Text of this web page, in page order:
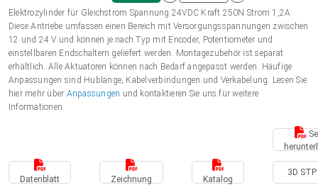
Einkaufswagen
Polski (EUR)
Norsk (NOK)
Suomi (EUR)
Elektrozylinder für Gleichstrom Spannung 24VDC Kraft 250N Strom 1,2A
Diese Antriebe umfassen einen Bereich mit Versorgungsspannungen zwischen
12 und 24 V und können je nach Typ mit Encoder, Potentiometer und
einstellbaren Endschaltern geliefert werden. Montagezubehör ist separat
erhältlich. Alle Aktuatoren können nach Bedarf angepasst werden. Häufige
Anpassungen sind Hublänge, Kabelverbindungen und Verkabelung. Lesen Sie
hier mehr über Anpassungen und kontaktieren Sie uns für weitere
Informationen.
Datenblatt Zeichnung Katalog
3D STP